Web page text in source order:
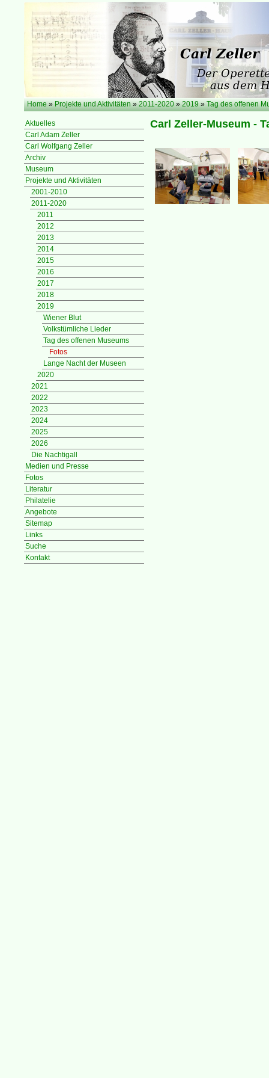
Home »Projekte und Aktivitäten »2011-2020 »2019 »Tag des offenen
Aktuelles
Carl Adam Zeller
Carl Wolfgang Zeller
Archiv
Museum
Projekte und Aktivitäten
2001-2010
2011-2020
2011
2012
2013
2014
2015
2016
2017
2018
2019
Wiener Blut
Volkstümliche Lieder
Tag des offenen Museums
Fotos
Lange Nacht der Museen
2020
2021
2022
2023
2024
2025
2026
Die Nachtigall
Medien und Presse
Fotos
Literatur
Philatelie
Angebote
Sitemap
Links
Suche
Kontakt
Carl Zeller-Museum -